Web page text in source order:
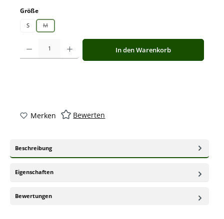
Größeauswählen
S M
(Diese Option ist zurzeit nicht verfügbar.)
Produkt Anzahl: Gib den gewünschten Wert ein oder benutze die
In den Warenkorb
Merken Bewerten
Beschreibung
Eigenschaften
Bewertungen